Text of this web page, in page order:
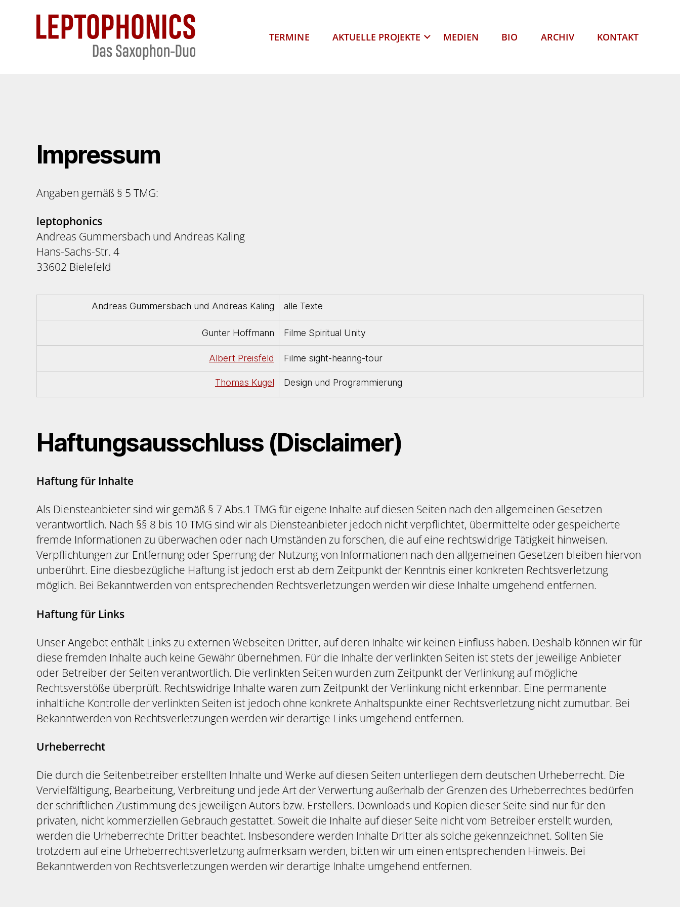
TERMINE AKTUELLE PROJEKTE MEDIEN BIO ARCHIV KONTAKT
Impressum
Angaben gemäß § 5 TMG:
leptophonics
Andreas Gummersbach und Andreas Kaling
Hans-Sachs-Str. 4
33602 Bielefeld
Andreas Gummersbach und Andreas Kaling alle Texte
Gunter Hoffmann Filme Spiritual Unity
Albert Preisfeld Filme sight-hearing-tour
Thomas Kugel Design und Programmierung
Haftungsausschluss (Disclaimer)
Haftung für Inhalte
Als Diensteanbieter sind wir gemäß § 7 Abs.1 TMG für eigene Inhalte auf diesen Seiten nach den allgemeinen Gesetzen
verantwortlich. Nach §§ 8 bis 10 TMG sind wir als Diensteanbieter jedoch nicht verpflichtet, übermittelte oder gespeicherte
fremde Informationen zu überwachen oder nach Umständen zu forschen, die auf eine rechtswidrige Tätigkeit hinweisen.
Verpflichtungen zur Entfernung oder Sperrung der Nutzung von Informationen nach den allgemeinen Gesetzen bleiben hiervon
unberührt. Eine diesbezügliche Haftung ist jedoch erst ab dem Zeitpunkt der Kenntnis einer konkreten Rechtsverletzung
möglich. Bei Bekanntwerden von entsprechenden Rechtsverletzungen werden wir diese Inhalte umgehend entfernen.
Haftung für Links
Unser Angebot enthält Links zu externen Webseiten Dritter, auf deren Inhalte wir keinen Einfluss haben. Deshalb können wir für
diese fremden Inhalte auch keine Gewähr übernehmen. Für die Inhalte der verlinkten Seiten ist stets der jeweilige Anbieter
oder Betreiber der Seiten verantwortlich. Die verlinkten Seiten wurden zum Zeitpunkt der Verlinkung auf mögliche
Rechtsverstöße überprüft. Rechtswidrige Inhalte waren zum Zeitpunkt der Verlinkung nicht erkennbar. Eine permanente
inhaltliche Kontrolle der verlinkten Seiten ist jedoch ohne konkrete Anhaltspunkte einer Rechtsverletzung nicht zumutbar. Bei
Bekanntwerden von Rechtsverletzungen werden wir derartige Links umgehend entfernen.
Urheberrecht
Die durch die Seitenbetreiber erstellten Inhalte und Werke auf diesen Seiten unterliegen dem deutschen Urheberrecht. Die
Vervielfältigung, Bearbeitung, Verbreitung und jede Art der Verwertung außerhalb der Grenzen des Urheberrechtes bedürfen
der schriftlichen Zustimmung des jeweiligen Autors bzw. Erstellers. Downloads und Kopien dieser Seite sind nur für den
privaten, nicht kommerziellen Gebrauch gestattet. Soweit die Inhalte auf dieser Seite nicht vom Betreiber erstellt wurden,
werden die Urheberrechte Dritter beachtet. Insbesondere werden Inhalte Dritter als solche gekennzeichnet. Sollten Sie
trotzdem auf eine Urheberrechtsverletzung aufmerksam werden, bitten wir um einen entsprechenden Hinweis. Bei
Bekanntwerden von Rechtsverletzungen werden wir derartige Inhalte umgehend entfernen.